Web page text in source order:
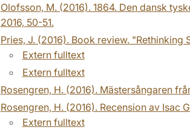
Olofsson, M. (2016). 1864. Den dansk
2016, 50-51.
Pries, J. (2016). Book review. "Rethinking
Extern fulltext
Extern fulltext
Rosengren, H. (2016). Mästersångaren
Rosengren, H. (2016). Recension av Isac
Extern fulltext